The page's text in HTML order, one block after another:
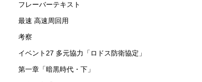
フレーバーテキスト
最速 高速周回用
考察
イベント27 多元協力「ロドス防衛協定」
第一章「暗黒時代・下」